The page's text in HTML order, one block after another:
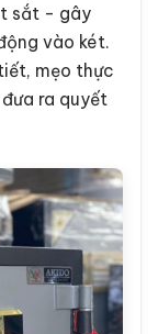
sắt - gây
vào két.
mẹo thực
ra quyết